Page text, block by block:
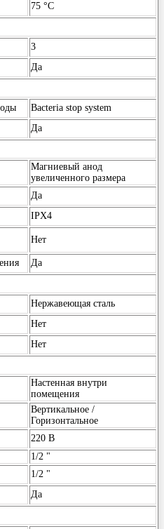
75 °С
3
Да
Bacteria stop system
Да
Магниевый анод
увеличенного размера
Да
IPX4
Нет
Да
Нержавеющая сталь
Нет
Нет
Настенная внутри
помещения
Вертикальное /
Горизонтальное
220 В
1/2 "
1/2 "
Да